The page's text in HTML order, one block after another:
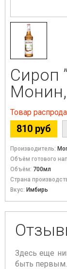
Сироп
Монин,
Товар
810 руб
Производитель:
Объём готового
Объём: 700мл
Страна
Вкус: Имбирь
Здесь еще
быть первым.